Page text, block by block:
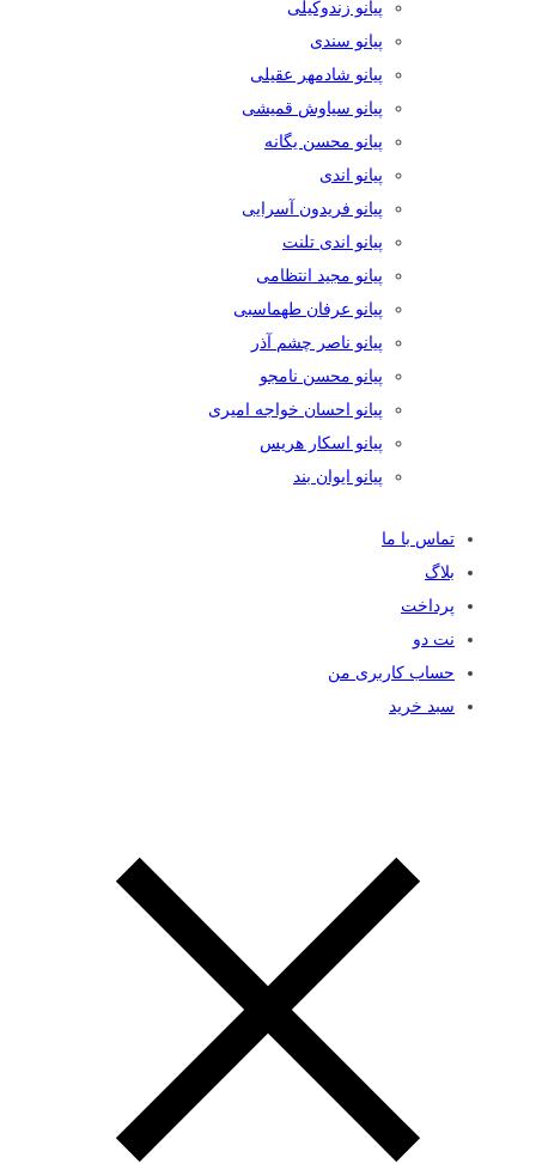
پیانو زندوکیلی
پیانو سندی
پیانو شادمهر عقیلی
پیانو سیاوش قمیشی
پیانو محسن یگانه
پیانو اندی
پیانو فریدون آسرایی
پیانو اندی تلنت
پیانو مجید انتظامی
پیانو عرفان طهماسبی
پیانو ناصر چشم آذر
پیانو محسن نامجو
پیانو احسان خواجه امیری
پیانو اسکار هریس
پیانو ایوان بند
تماس با ما
بلاگ
پرداخت
نت دو
حساب کاربری من
سبد خرید